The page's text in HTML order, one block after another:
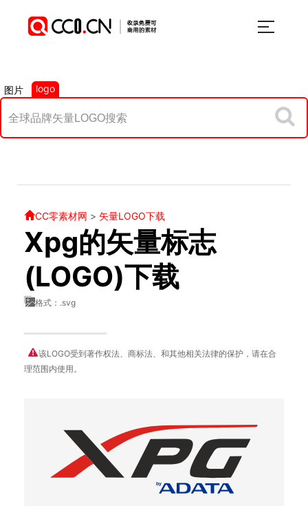
图片 logo
CC零素材网 > 矢量LOGO下载
Xpg的矢量标志
(LOGO)下载
格式：.svg
该LOGO受到著作权法、商标法、和其他相关法律的保护，请在合
理范围内使用。
by